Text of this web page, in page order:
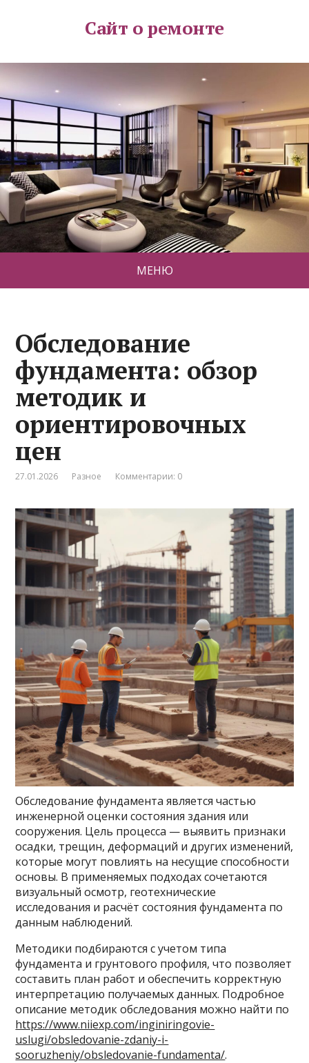
Сайт о ремонте
МЕНЮ
Обследование
фундамента: обзор
методик и
ориентировочных
цен
27.01.2026 Разное Комментарии: 0
Обследование фундамента является частью
инженерной оценки состояния здания или
сооружения. Цель процесса — выявить признаки
осадки, трещин, деформаций и других изменений,
которые могут повлиять на несущие способности
основы. В применяемых подходах сочетаются
визуальный осмотр, геотехнические
исследования и расчёт состояния фундамента по
данным наблюдений.
Методики подбираются с учетом типа
фундамента и грунтового профиля, что позволяет
составить план работ и обеспечить корректную
интерпретацию получаемых данных. Подробное
описание методик обследования можно найти по
https://www.niiexp.com/inginiringovie-
uslugi/obsledovanie-zdaniy-i-
sooruzheniy/obsledovanie-fundamenta/.